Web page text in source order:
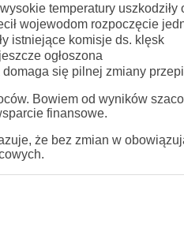
temperatury uszkodziły
wojewodom rozpoczęcie
istniejące komisje ds. klęsk
ogłoszona
się pilnej zmiany
Bowiem od wyników
finansowe.
że bez zmian w